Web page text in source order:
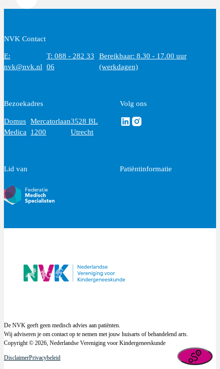
NVK Contact
E:
nvk@nvk.nl
T: 088 - 282 33
06
Bereikbaar: 8.30 - 17.00 uur
(werkdagen)
Bezoekadres
Domus
Medica
Mercatorlaan
1200
3528 BL
Utrecht
Volg ons
Volg ons via Linkedin
Volg ons via Instagram
Lid van Patiëntinformatie
De NVK geeft geen medisch advies aan patiënten.
Wij adviseren je om contact op te nemen met jouw huisarts of behandelend arts.
Copyright © 2026, Nederlandse Vereniging voor Kindergeneeskunde
DisclaimerPrivacybeleid